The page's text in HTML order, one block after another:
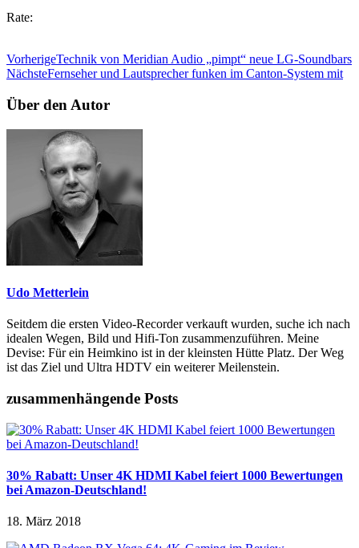
Rate:
VorherigeTechnik von Meridian Audio „pimpt“ neue LG-Soundbars
NächsteFernseher und Lautsprecher funken im Canton-System mit
Über den Autor
Udo Metterlein
Seitdem die ersten Video-Recorder verkauft wurden, suche ich nach
idealen Wegen, Bild und Hifi-Ton zusammenzuführen. Meine
Devise: Für ein Heimkino ist in der kleinsten Hütte Platz. Der Weg
ist das Ziel und Ultra HDTV ein weiterer Meilenstein.
zusammenhängende Posts
30% Rabatt: Unser 4K HDMI Kabel feiert 1000 Bewertungen
bei Amazon-Deutschland!
18. März 2018